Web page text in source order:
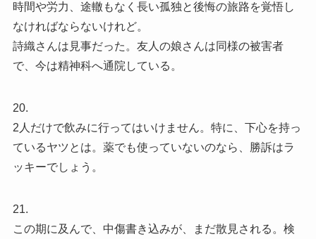
時間や労力、途轍もなく長い孤独と後悔の旅路を覚悟し
なければならないけれど。
詩織さんは見事だった。友人の娘さんは同様の被害者
で、今は精神科へ通院している。
20.
2人だけで飲みに行ってはいけません。特に、下心を持っ
ているヤツとは。薬でも使っていないのなら、勝訴はラ
ッキーでしょう。
21.
この期に及んで、中傷書き込みが、まだ散見される。検